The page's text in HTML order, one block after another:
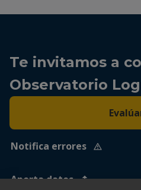
Te invitamos a
Observatorio
Notifica errores
Aporta datos